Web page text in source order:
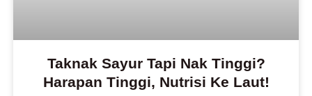
Taknak Sayur Tapi Nak Tinggi?
Harapan Tinggi, Nutrisi Ke Laut!